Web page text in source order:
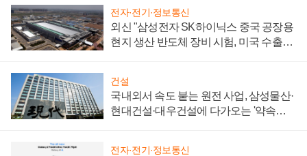
전자·전기·정보통신
외신 "삼성전자 SK하이닉스 중국 공장용
현지 생산 반도체 장비 시험, 미국 수출통
건설
국내외서 속도 붙는 원전 사업, 삼성물산·
현대건설·대우건설에 다가오는 '약속의
전자·전기·정보통신